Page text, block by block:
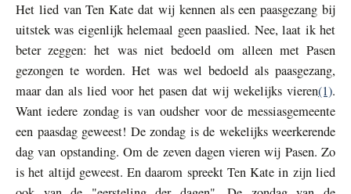
Het lied van Ten Kate dat wij kennen als een paasgezang bij
uitstek was eigenlijk helemaal geen paaslied. Nee, laat ik het
beter zeggen: het was niet bedoeld om alleen met Pasen
gezongen te worden. Het was wel bedoeld als paasgezang,
maar dan als lied voor het pasen dat wij wekelijks vieren(1).
Want iedere zondag is van oudsher voor de messiasgemeente
een paasdag geweest! De zondag is de wekelijks weerkerende
dag van opstanding. Om de zeven dagen vieren wij Pasen. Zo
is het altijd geweest. En daarom spreekt Ten Kate in zijn lied